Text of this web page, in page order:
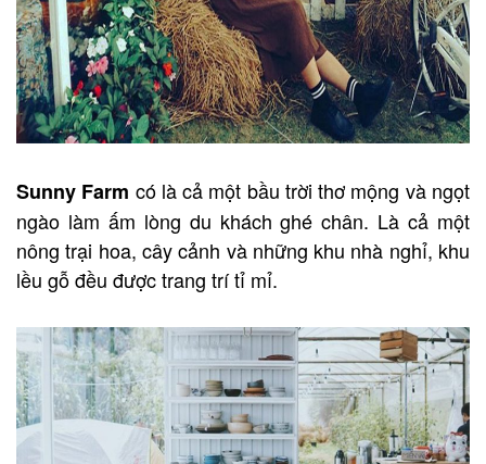
Sunny Farm có là cả một bầu trời thơ mộng và ngọt
ngào làm ấm lòng du khách ghé chân. Là cả một
nông trại hoa, cây cảnh và những khu nhà nghỉ, khu
lều gỗ đều được trang trí tỉ mỉ.